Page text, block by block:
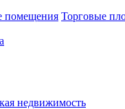
помещения Торговые
недвижимость